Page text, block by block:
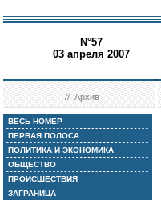
N°57
03 апреля 2007
//Архив
ВЕСЬ НОМЕР
ПЕРВАЯ ПОЛОСА
ПОЛИТИКА И ЭКОНОМИКА
ОБЩЕСТВО
ПРОИСШЕСТВИЯ
ЗАГРАНИЦА